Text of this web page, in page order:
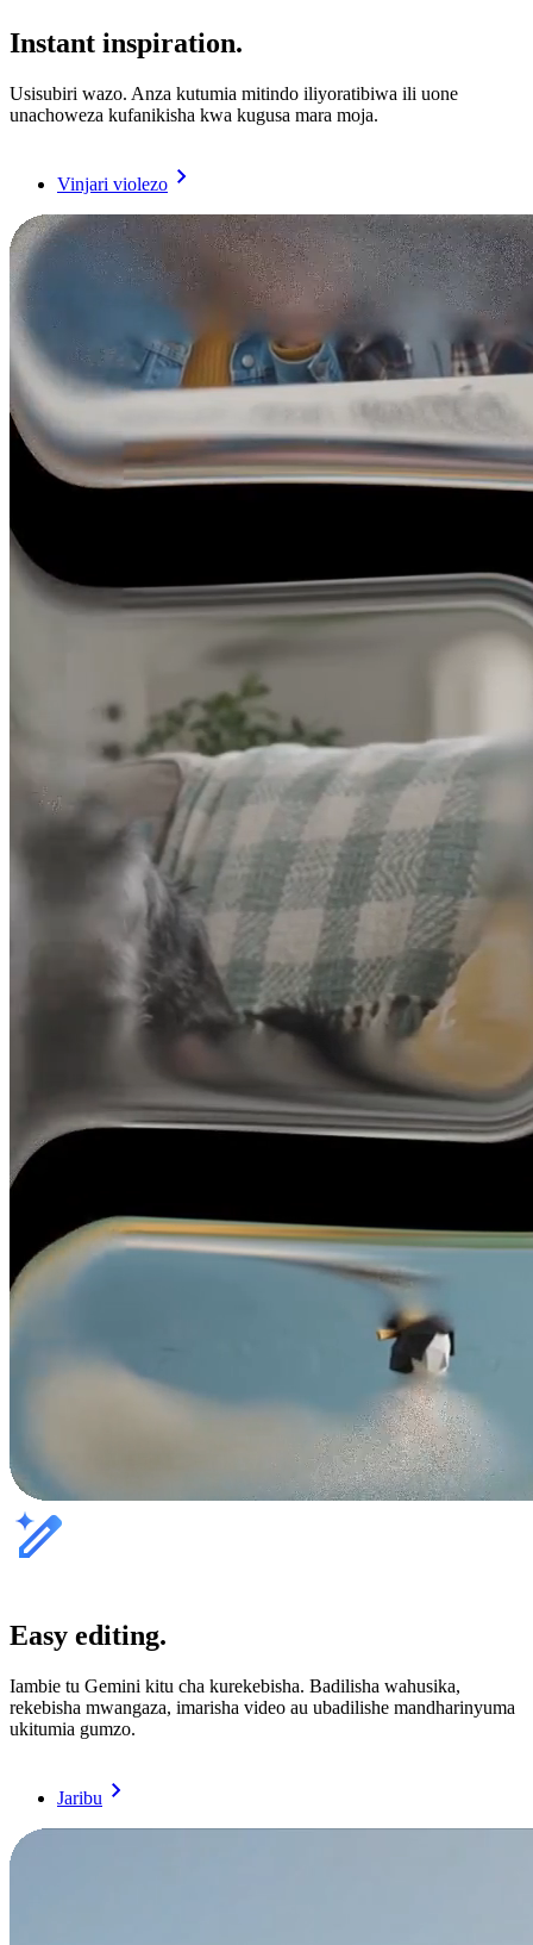
Instant inspiration.
Usisubiri wazo. Anza kutumia mitindo iliyoratibiwa ili uone
unachoweza kufanikisha kwa kugusa mara moja.
Vinjari violezo
Easy editing.
Iambie tu Gemini kitu cha kurekebisha. Badilisha wahusika,
rekebisha mwangaza, imarisha video au ubadilishe mandharinyuma
ukitumia gumzo.
Jaribu